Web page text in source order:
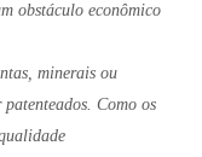
obstáculo econômico
minerais ou
Como os